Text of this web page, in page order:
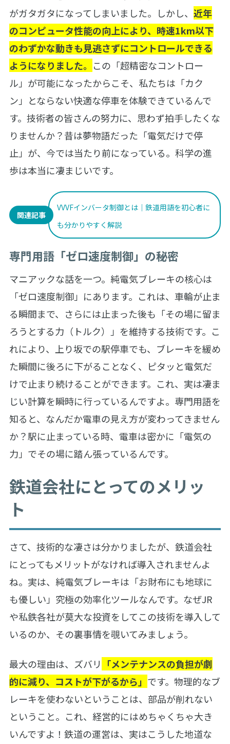
がガタガタになってしまいました。しかし、 近年
のコンピュータ性能の向上により、時速1km以下
のわずかな動きも見逃さずにコントロールできる
ようになりました。 この「超精密なコントロー
ル」が可能になったからこそ、私たちは「カク
ン」とならない快適な停車を体験できているんで
す。技術者の皆さんの努力に、思わず拍手したくな
りませんか？昔は夢物語だった「電気だけで停
止」が、今では当たり前になっている。科学の進
歩は本当に凄まじいです。
関連記事
VVVFインバータ制御とは｜鉄道用語を初心者に
も分かりやすく解説
専門用語「ゼロ速度制御」の秘密
マニアックな話を一つ。純電気ブレーキの核心は
「ゼロ速度制御」にあります。これは、車輪が止ま
る瞬間まで、さらには止まった後も「その場に留ま
ろうとする力（トルク）」を維持する技術です。こ
れにより、上り坂での駅停車でも、ブレーキを緩め
た瞬間に後ろに下がることなく、ピタッと電気だ
けで止まり続けることができます。これ、実は凄ま
じい計算を瞬時に行っているんですよ。専門用語を
知ると、なんだか電車の見え方が変わってきません
か？駅に止まっている時、電車は密かに「電気の
力」でその場に踏ん張っているんです。
鉄道会社にとってのメリッ
ト
さて、技術的な凄さは分かりましたが、鉄道会社
にとってもメリットがなければ導入されませんよ
ね。実は、純電気ブレーキは「お財布にも地球に
も優しい」究極の効率化ツールなんです。なぜJR
や私鉄各社が莫大な投資をしてこの技術を導入して
いるのか、その裏事情を覗いてみましょう。
最大の理由は、ズバリ 「メンテナンスの負担が劇
的に減り、コストが下がるから」 です。物理的なブ
レーキを使わないということは、部品が削れない
ということ。これ、経営的にはめちゃくちゃ大き
いんですよ！鉄道の運営は、実はこうした地道な